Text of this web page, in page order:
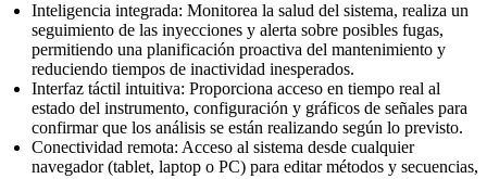
Inteligencia integrada: Monitorea la salud del sistema, realiza un
seguimiento de las inyecciones y alerta sobre posibles fugas,
permitiendo una planificación proactiva del mantenimiento y
reduciendo tiempos de inactividad inesperados.
Interfaz táctil intuitiva: Proporciona acceso en tiempo real al
estado del instrumento, configuración y gráficos de señales para
confirmar que los análisis se están realizando según lo previsto.
Conectividad remota: Acceso al sistema desde cualquier
navegador (tablet, laptop o PC) para editar métodos y secuencias,